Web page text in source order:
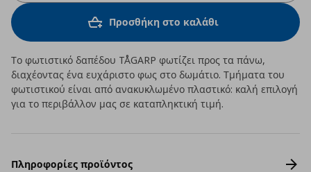
Προσθήκη στο καλάθι
Το φωτιστικό δαπέδου TÅGARP φωτίζει προς τα πάνω,
διαχέοντας ένα ευχάριστο φως στο δωμάτιο. Τμήματα του
φωτιστικού είναι από ανακυκλωμένο πλαστικό: καλή επιλογή
για το περιβάλλον μας σε καταπληκτική τιμή.
Πληροφορίες προϊόντος